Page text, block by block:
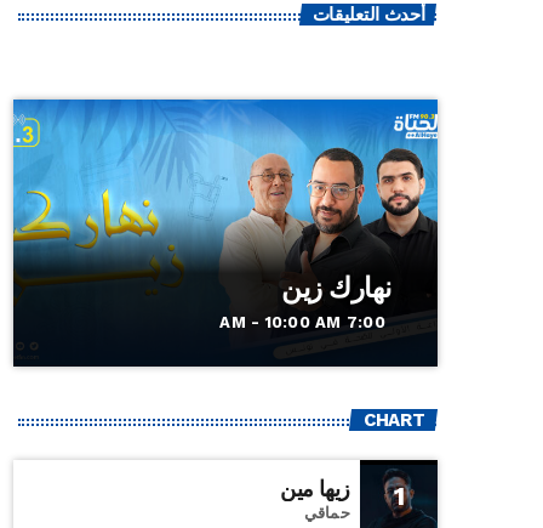
أحدث التعليقات
نهارك زين
7:00 AM - 10:00 AM
CHART
1 زيها مين
حماقي